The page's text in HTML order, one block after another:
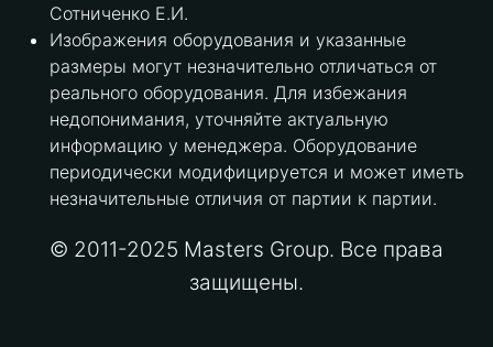
Сотниченко Е.И.
Изображения оборудования и указанные
размеры могут незначительно отличаться от
реального оборудования. Для избежания
недопонимания, уточняйте актуальную
информацию у менеджера. Оборудование
периодически модифицируется и может иметь
незначительные отличия от партии к партии.
© 2011-2025 Masters Group. Все права
защищены.